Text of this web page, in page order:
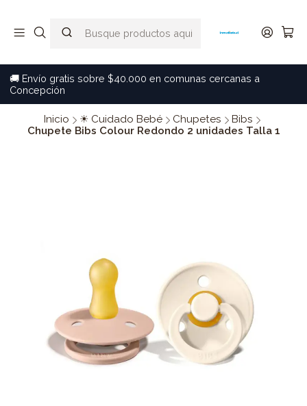
🚚 Envío gratis sobre $40.000 en comunas cercanas a
Concepción
Inicio ☀ Cuidado Bebé Chupetes
Bibs
Chupete Bibs Colour Redondo 2 unidades Talla 1